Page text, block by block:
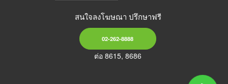
สนใจลงโฆษณา ปรึกษาฟรี
02-262-8888
ต่อ 8615, 8686